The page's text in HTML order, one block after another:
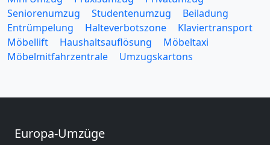
Seniorenumzug
Studentenumzug
Beiladung
Entrümpelung
Halteverbotszone
Klaviertransport
Möbellift
Haushaltsauflösung
Möbeltaxi
Möbelmitfahrzentrale
Umzugskartons
Europa-Umzüge